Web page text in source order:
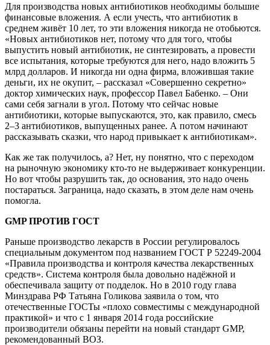
Для производства новых антибиотиков необходимы большие
финансовые вложения. А если учесть, что антибиотик в
среднем живёт 10 лет, то эти вложения никогда не отобьются.
«Новых антибиотиков нет, потому что для того, чтобы
выпустить новый антибиотик, не синтезировать, а провести
все испытания, которые требуются для него, надо вложить 5
млрд долларов. И никогда ни одна фирма, вложившая такие
деньги, их не окупит, – рассказал «Совершенно секретно»
доктор химических наук, профессор Павел Бабенко. – Они
сами себя загнали в угол. Потому что сейчас новые
антибиотики, которые выпускаются, это, как правило, смесь
2–3 антибиотиков, выпущенных ранее. А потом начинают
рассказывать сказки, что народ привыкает к антибиотикам».
Как же так получилось, а? Нет, ну понятно, что с переходом
на рыночную экономику кто-то не выдерживает конкуренции.
Но вот чтобы разрушить так, до основания, это надо очень
постараться. Заграница, надо сказать, в этом деле нам очень
помогла.
GMP ПРОТИВ ГОСТ
Раньше производство лекарств в России регулировалось
специальным документом под названием ГОСТ Р 52249-2004
«Правила производства и контроля качества лекарственных
средств». Система контроля была довольно надёжной и
обеспечивала защиту от подделок. Но в 2010 году глава
Минздрава РФ Татьяна Голикова заявила о том, что
отечественные ГОСТы «плохо совместимы с международной
практикой» и что с 1 января 2014 года российские
производители обязаны перейти на новый стандарт GMP,
рекомендованный ВОЗ.